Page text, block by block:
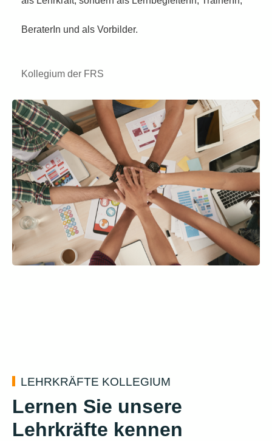
BeraterIn und als Vorbilder.
Kollegium der FRS
LEHRKRÄFTE KOLLEGIUM
Lernen Sie unsere
Lehrkräfte kennen